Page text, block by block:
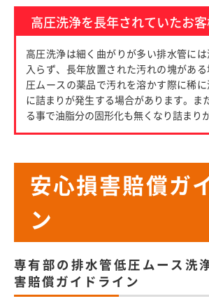
高圧洗浄を長年されていたお
高圧洗浄は細く曲がりが多い排水管に
入らず、長年放置された汚れの塊があ
圧ムースの薬品で汚れを溶かす際に稀
に詰まりが発生する場合があります。ま
る事で油脂分の固形化も無くなり詰まり
安心損害賠償ガ
ン
専有部の排水管低圧ムース洗
害賠償ガイドライン